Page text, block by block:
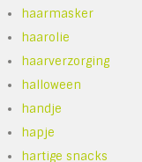
haarmasker
haarolie
haarverzorging
halloween
handje
hapje
hartige snacks